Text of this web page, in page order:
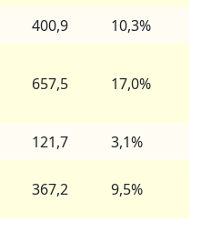
400,9
10,3%
657,5 17,0%
121,7
3,1%
367,2 9,5%